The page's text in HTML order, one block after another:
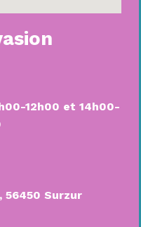
12h00 et 14h00-
56450 Surzur